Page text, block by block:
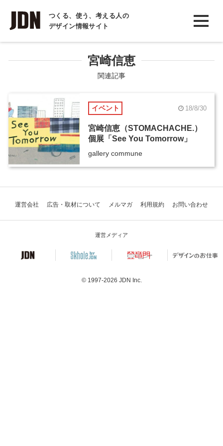
つくる、使う、考える人の
デザイン情報サイト
INTERVIEW
インタビュー
COLUMN
コラム
宮崎信恵
関連記事
イベント 18/8/30
宮崎信恵（STOMACHACHE.）
個展「See You Tomorrow」
gallery commune
運営会社 広告・取材について メルマガ 利用規約 お問い合わせ
運営メディア
© 1997-2026 JDN Inc.